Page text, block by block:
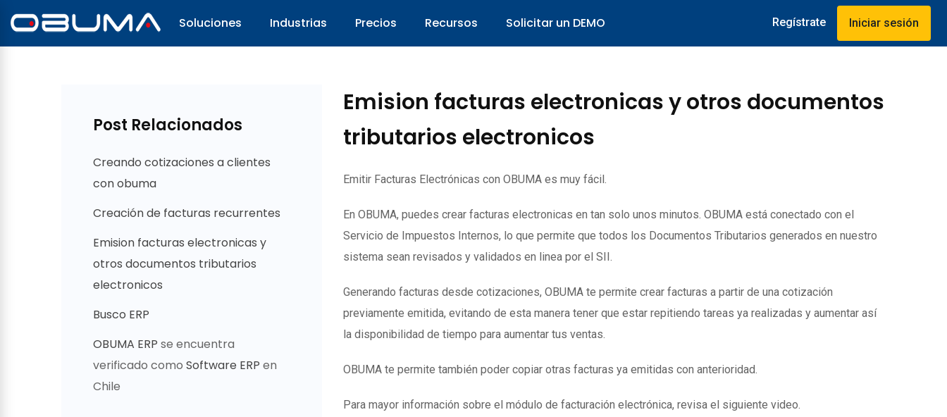
Soluciones Industrias Precios Recursos Solicitar un DEMO Regístrate Iniciar sesión
Emision facturas electronicas y otros documentos
tributarios electronicos
Emitir Facturas Electrónicas con OBUMA es muy fácil.
En OBUMA, puedes crear facturas electronicas en tan solo unos minutos. OBUMA está conectado con el
Servicio de Impuestos Internos, lo que permite que todos los Documentos Tributarios generados en nuestro
sistema sean revisados y validados en linea por el SII.
Generando facturas desde cotizaciones, OBUMA te permite crear facturas a partir de una cotización
previamente emitida, evitando de esta manera tener que estar repitiendo tareas ya realizadas y aumentar así
la disponibilidad de tiempo para aumentar tus ventas.
OBUMA te permite también poder copiar otras facturas ya emitidas con anterioridad.
Para mayor información sobre el módulo de facturación electrónica, revisa el siguiente video.
Post Relacionados
Creando cotizaciones a clientes
con obuma
Creación de facturas recurrentes
Emision facturas electronicas y
otros documentos tributarios
electronicos
Busco ERP
OBUMA ERP se encuentra
verificado como Software ERP en
Chile